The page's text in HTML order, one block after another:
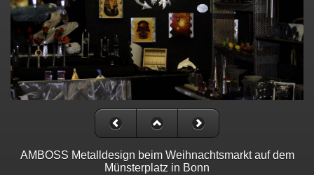
AMBOSS Metalldesign beim Weihnachtsmarkt auf dem
Münsterplatz in Bonn